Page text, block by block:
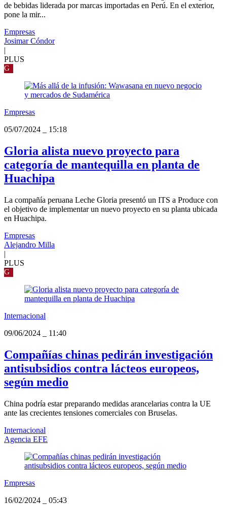
de bebidas liderada por marcas importadas en Perú. En el exterior,
pone la mir...
Empresas
Josimar Cóndor
|
PLUS
G
Empresas
05/07/2024
15:18
Gloria alista nuevo proyecto para
categoría de mantequilla en planta de
Huachipa
La compañía peruana Leche Gloria presentó un ITS a Produce con
el objetivo de implementar un nuevo proyecto en su planta ubicada
en Huachipa.
Empresas
Alejandro Milla
|
PLUS
G
Internacional
09/06/2024
11:40
Compañías chinas pedirán investigación
antisubsidios contra lácteos europeos,
según medio
China podría estar preparando medidas arancelarias contra la UE
ante las crecientes tensiones comerciales con Bruselas.
Internacional
Agencia EFE
Empresas
16/02/2024
05:43